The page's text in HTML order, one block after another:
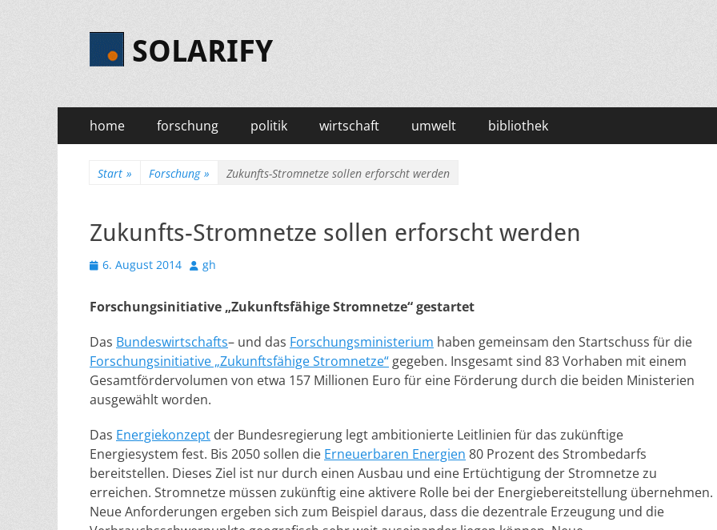
SOLARIFY
Primäres
Menü
Zum
Inhalt
home forschung politik wirtschaft umwelt bibliothek
Start » Forschung » Zukunfts-Stromnetze sollen erforscht werden
Zukunfts-Stromnetze sollen erforscht werden
Veröffentlicht
6. August 2014 Autor
gh
Forschungsinitiative „Zukunftsfähige Stromnetze“ gestartet
Das Bundeswirtschafts– und das Forschungsministerium haben gemeinsam den Startschuss für die
Forschungsinitiative „Zukunftsfähige Stromnetze“ gegeben. Insgesamt sind 83 Vorhaben mit einem
Gesamtfördervolumen von etwa 157 Millionen Euro für eine Förderung durch die beiden Ministerien
ausgewählt worden.
Das Energiekonzept der Bundesregierung legt ambitionierte Leitlinien für das zukünftige
Energiesystem fest. Bis 2050 sollen die Erneuerbaren Energien 80 Prozent des Strombedarfs
bereitstellen. Dieses Ziel ist nur durch einen Ausbau und eine Ertüchtigung der Stromnetze zu
erreichen. Stromnetze müssen zukünftig eine aktivere Rolle bei der Energiebereitstellung übernehmen.
Neue Anforderungen ergeben sich zum Beispiel daraus, dass die dezentrale Erzeugung und die